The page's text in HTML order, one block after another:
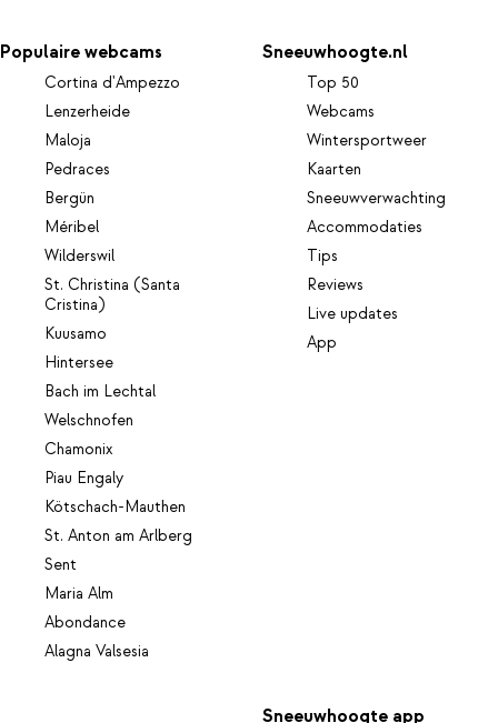
Populaire webcams
Cortina d'Ampezzo
Lenzerheide
Maloja
Pedraces
Bergün
Méribel
Wilderswil
St. Christina (Santa
Cristina)
Kuusamo
Hintersee
Bach im Lechtal
Welschnofen
Chamonix
Piau Engaly
Kötschach-Mauthen
St. Anton am Arlberg
Sent
Maria Alm
Abondance
Alagna Valsesia
Sneeuwhoogte.nl
Top 50
Webcams
Wintersportweer
Kaarten
Sneeuwverwachting
Accommodaties
Tips
Reviews
Live updates
App
Sneeuwhoogte app